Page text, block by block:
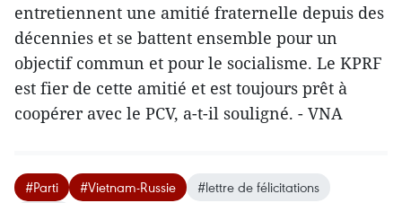
entretiennent une amitié fraternelle depuis des
décennies et se battent ensemble pour un
objectif commun et pour le socialisme. Le KPRF
est fier de cette amitié et est toujours prêt à
coopérer avec le PCV, a-t-il souligné. - VNA
#Parti #Vietnam-Russie
#lettre de félicitations